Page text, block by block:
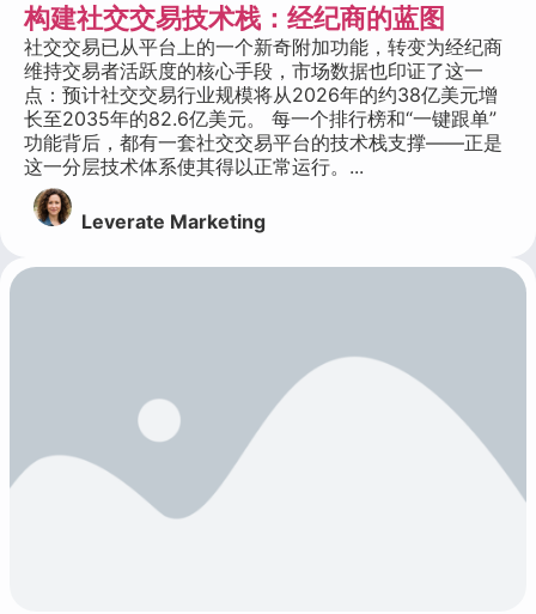
构建社交交易技术栈：经纪商的蓝图
社交交易已从平台上的一个新奇附加功能，转变为经纪商
维持交易者活跃度的核心手段，市场数据也印证了这一
点：预计社交交易行业规模将从2026年的约38亿美元增
长至2035年的82.6亿美元。 每一个排行榜和“一键跟单”
功能背后，都有一套社交交易平台的技术栈支撑——正是
这一分层技术体系使其得以正常运行。...
Leverate Marketing